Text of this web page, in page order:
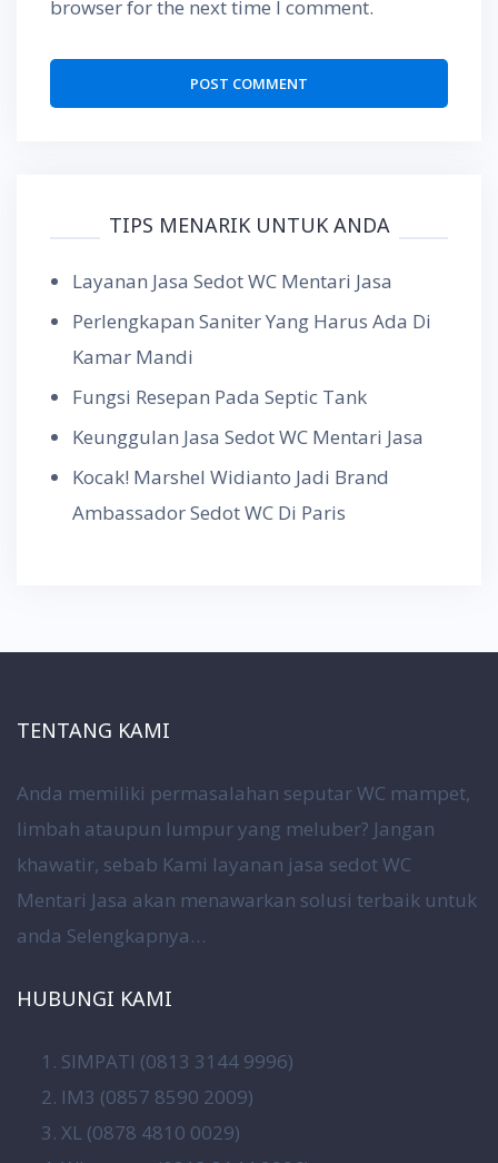
browser for the next time I comment.
TIPS MENARIK UNTUK ANDA
Layanan Jasa Sedot WC Mentari Jasa
Perlengkapan Saniter Yang Harus Ada Di
Kamar Mandi
Fungsi Resepan Pada Septic Tank
Keunggulan Jasa Sedot WC Mentari Jasa
Kocak! Marshel Widianto Jadi Brand
Ambassador Sedot WC Di Paris
TENTANG KAMI
Anda memiliki permasalahan seputar WC mampet,
limbah ataupun lumpur yang meluber? Jangan
khawatir, sebab Kami layanan jasa sedot WC
Mentari Jasa akan menawarkan solusi terbaik untuk
anda Selengkapnya…
HUBUNGI KAMI
SIMPATI (0813 3144 9996)
IM3 (0857 8590 2009)
XL (0878 4810 0029)